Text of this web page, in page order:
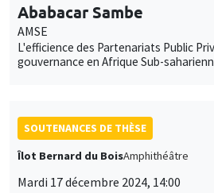
Ababacar Sambe
AMSE
L'efficience des Partenariats Public
gouvernance en Afrique Sub-
SOUTENANCES DE THÈSE
Îlot Bernard du BoisAmphithéâtre
Mardi 17 décembre 2024, 14:00